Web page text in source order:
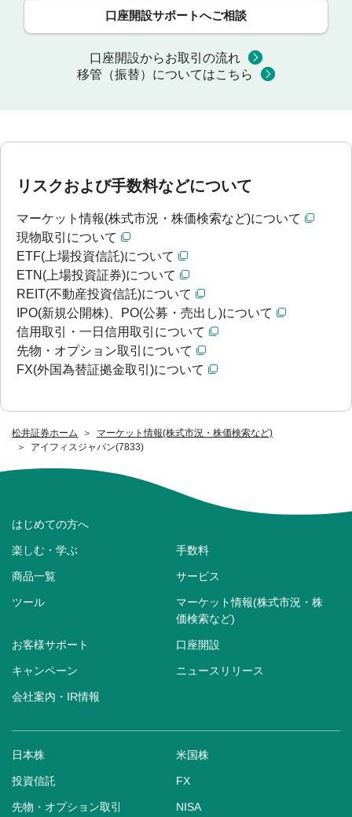
松井証券ホーム
マーケット情報(株式市況・株価検索など)
アイフィスジャパン(7833)
口座開設サポートへご相談
口座開設からお取引の流れ
移管（振替）についてはこちら
リスクおよび手数料などについて
マーケット情報(株式市況・株価検索など)について
現物取引について
ETF(上場投資信託)について
ETN(上場投資証券)について
REIT(不動産投資信託)について
IPO(新規公開株)、PO(公募・売出し)について
信用取引・一日信用取引について
先物・オプション取引について
FX(外国為替証拠金取引)について
はじめての方へ
楽しむ・学ぶ 手数料
商品一覧 サービス
ツール
マーケット情報(株式市況・株
価検索など)
お客様サポート 口座開設
キャンペーン ニュースリリース
会社案内・IR情報
日本株 米国株
投資信託 FX
先物・オプション取引 NISA